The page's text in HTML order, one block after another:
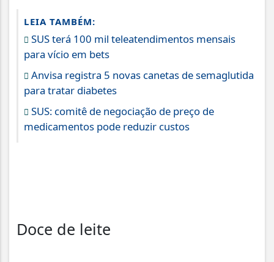
LEIA TAMBÉM:
SUS terá 100 mil teleatendimentos mensais
para vício em bets
Anvisa registra 5 novas canetas de semaglutida
para tratar diabetes
SUS: comitê de negociação de preço de
medicamentos pode reduzir custos
Doce de leite